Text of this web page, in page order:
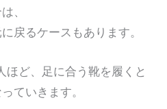
、
るケースもあります。
ど、足に合う靴を履くと
ていきます。